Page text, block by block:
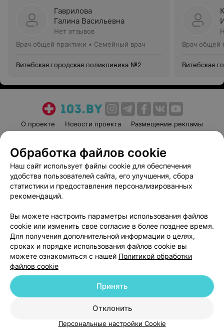
Гаврилова
Галина Васильевна
Нет отзывов
Врач общей практики • Семейный врач
Витебская городская поликлиника №2
Врач общей
Витебская
О проекте Новости проекта
Размещение рекламы
Пользовательское соглашение
Способы оплаты
Вакансии
Партнеры
Написать руководителю 103.by
Обработка персональных данных
© 2026 ООО «Артокс Лаб», УНП 191700409
| 220012, Республика Беларусь,
Служба поддержки +375 291212755
Обработка файлов cookie
Наш сайт использует файлы cookie для обеспечения
удобства пользователей сайта, его улучшения, сбора
статистики и предоставления персонализированных
рекомендаций.
Вы можете настроить параметры использования файлов
cookie или изменить свое согласие в более позднее время.
Для получения дополнительной информации о целях,
сроках и порядке использования файлов cookie вы
можете ознакомиться с нашей Политикой обработки
файлов cookie
Отклонить
Принять
Персональные настройки Cookie